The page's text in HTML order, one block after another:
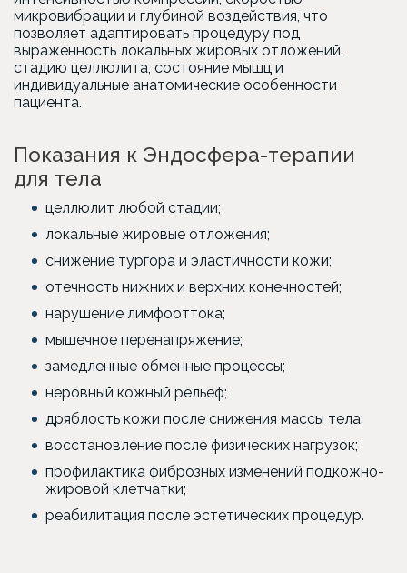
микровибрации и глубиной воздействия, что
позволяет адаптировать процедуру под
выраженность локальных жировых отложений,
стадию целлюлита, состояние мышц и
индивидуальные анатомические особенности
пациента.
Показания к Эндосфера-терапии
для тела
целлюлит любой стадии;
локальные жировые отложения;
снижение тургора и эластичности кожи;
отечность нижних и верхних конечностей;
нарушение лимфооттока;
мышечное перенапряжение;
замедленные обменные процессы;
неровный кожный рельеф;
дряблость кожи после снижения массы тела;
восстановление после физических нагрузок;
профилактика фиброзных изменений подкожно-
жировой клетчатки;
реабилитация после эстетических процедур.